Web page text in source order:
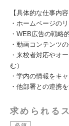
【具体的な仕事内容
・ホームページの
・WEB広告の戦略
・動画コンテンツ
・来校者対応やオ
む）
・学内の情報をキ
・他部署との連携
求められる